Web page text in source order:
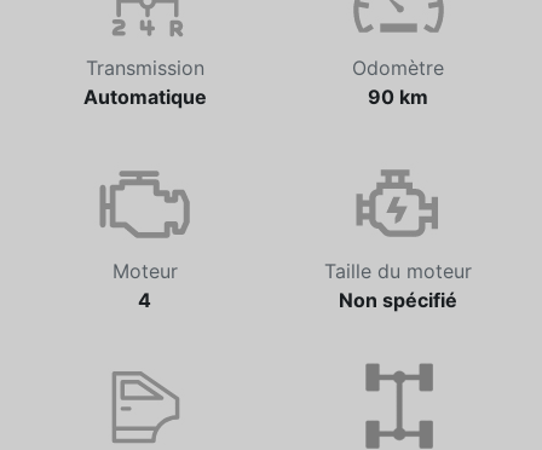
Transmission
Automatique
Odomètre
90 km
Moteur
4
Taille du moteur
Non spécifié